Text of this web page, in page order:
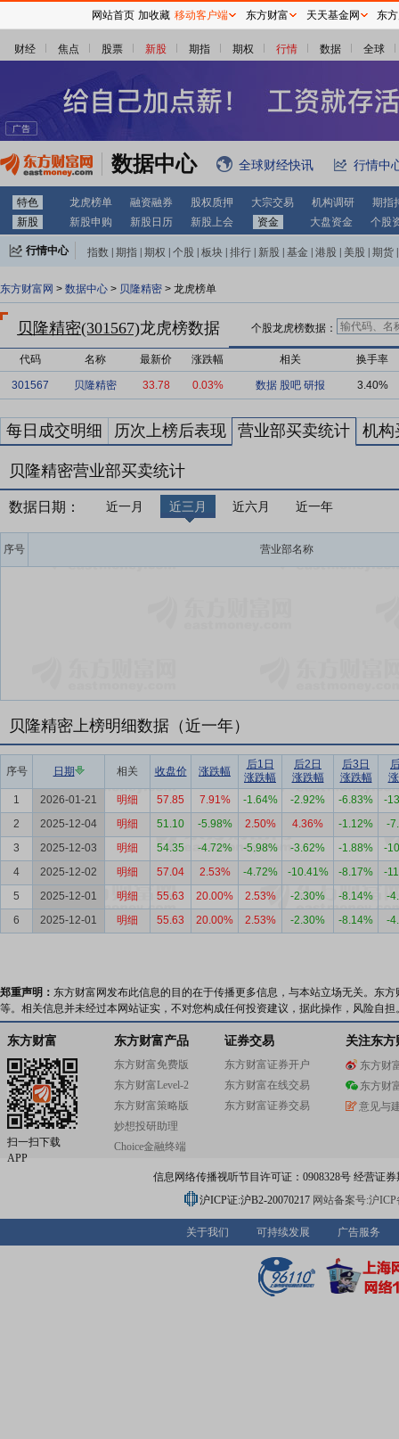
财经 焦点 股票 新股 期指 期权 行情 数据 全球
数据中心 全球财经快讯 行情中
特色 龙虎榜单 融资融券 股权质押 大宗交易 机构调研
期指
新股
新股申购 新股日历 新股上会 资金 大盘资金 个股
行情中心 指数 期指 期权 个股 板块 排行 新股 基金 港股 美股 期货
东方财富网 > 数据中心 > 贝隆精密 > 龙虎榜单
贝隆精密(301567)龙虎榜数据 个股龙虎榜数据：
代码 名称 最新价 涨跌幅 相关 换手率
301567 贝隆精密 33.78 0.03% 数据 股吧 研报 3.40%
每日成交明细 历次上榜后表现 营业部买卖统计 机构
贝隆精密营业部买卖统计
数据日期： 近一月 近三月 近六月 近一年
序号 营业部名称
贝隆精密上榜明细数据（近一年）
序号 日期 相关 收盘价 涨跌幅
后1日
涨跌幅
后2日
涨跌幅
后3日
涨跌幅
1
2026-01-21 明细 57.85 7.91% -1.64% -2.92% -6.83%
-
2
2025-12-04 明细 51.10 -5.98% 2.50% 4.36% -1.12%
-
3
2025-12-03 明细 54.35 -4.72% -5.98% -3.62% -1.88%
-
4
2025-12-02 明细 57.04 2.53% -4.72% -10.41% -8.17%
-
5
2025-12-01 明细 55.63 20.00% 2.53% -2.30% -8.14%
-
6
2025-12-01 明细 55.63 20.00% 2.53% -2.30% -8.14% -
郑重声明： 东方财富网发布此信息的目的在于传播更多信息，与本站立场无关。东
等。相关信息并未经过本网站证实，不对您构成任何投资建议，据此操作，风险自担
网站首页 加收藏 移动客户端 东方财富 天天基金网 东